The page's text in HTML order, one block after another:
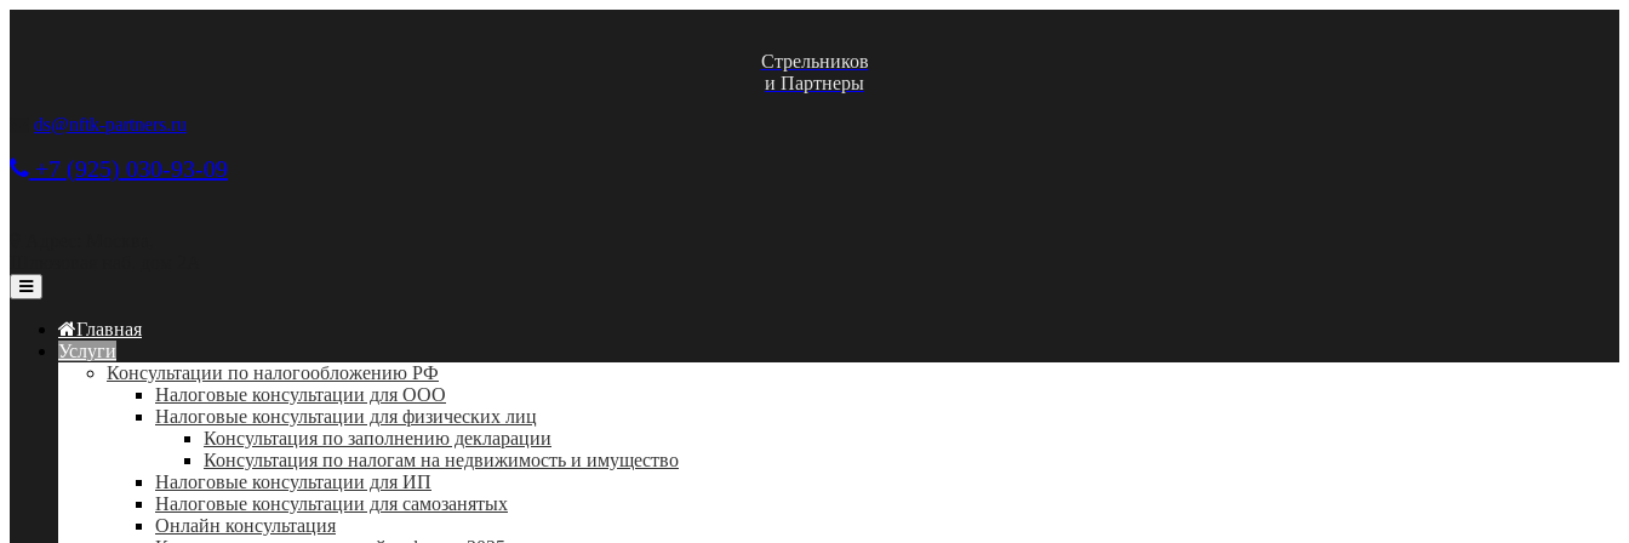
Стрельников
и Партнеры
ds@nftk-partners.ru
+7 (925) 030-93-09
Главная
Услуги
Консультации по налогообложению РФ
Налоговые консультации для ООО
Налоговые консультации для физических лиц
Консультация по заполнению декларации
Консультация по налогам на недвижимость и имущество
Налоговые консультации для ИП
Налоговые консультации для самозанятых
Онлайн консультация